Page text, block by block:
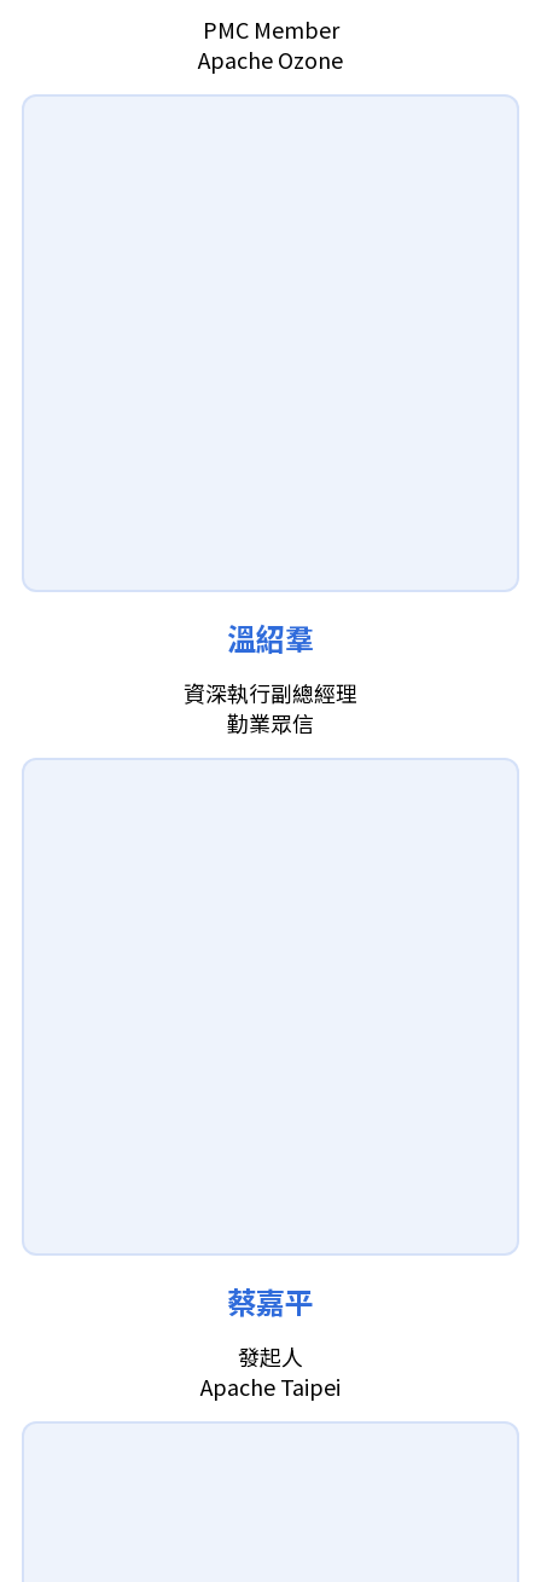
PMC Member
Apache Ozone
溫紹羣
資深執行副總經理
勤業眾信
蔡嘉平
發起人
Apache Taipei